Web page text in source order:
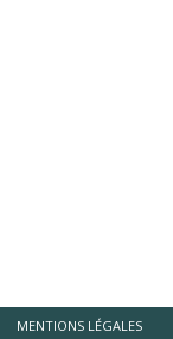
MENTIONS LÉGALES